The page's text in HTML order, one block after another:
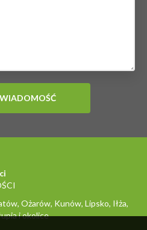
Ożarów, Kunów, Lipsko, Iłża,
i okolice